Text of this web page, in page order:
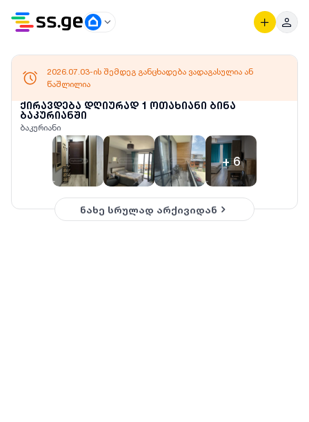
ქირავდება დღიურად 1 ოთახიანი ბინა
ბაკურიანში
ბაკურიანი
+6
2026.07.03-ის შემდეგ განცხადება ვადაგასულია ან
წაშლილია
ნახე სრულად არქივიდან